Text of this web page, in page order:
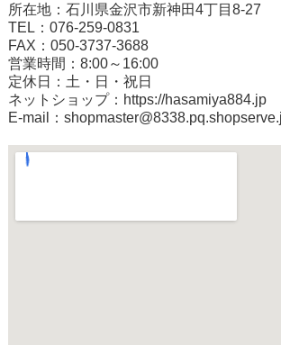
所在地：石川県金沢市新神田4丁目8-27
TEL：076-259-0831
FAX：050-3737-3688
営業時間：8:00～16:00
定休日：土・日・祝日
ネットショップ： https://hasamiya884.jp
E-mail：